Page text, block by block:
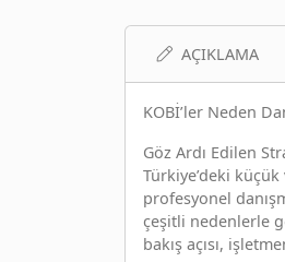
AÇIKLAMA
KOBİ’ler Neden
Göz Ardı Edilen
Türkiye’deki
profesyonel
çeşitli nedenlerle
bakış açısı,